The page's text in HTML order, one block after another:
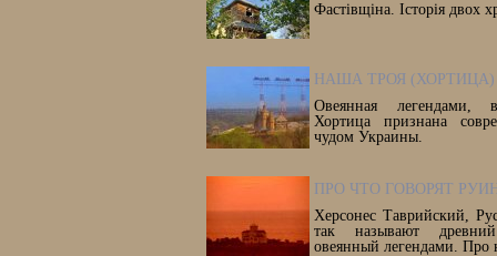
Фастівщіна. Історія двох
НАША ТРОЯ (ХОРТИЦА)
Овеянная легендами,
Хортица признана
чудом Украины.
ПРО ЧТО ГОВОРЯТ
Херсонес Таврийский,
так называют
овеянный легендами. Про